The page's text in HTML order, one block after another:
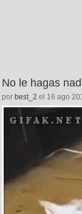
No le hagas
por best_2 el 16 ago